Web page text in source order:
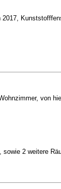
von
sowie 2 weitere